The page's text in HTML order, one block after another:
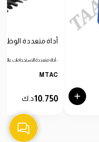
أداة متعددة
- أداة متعددة الاستخدامات عالية…
MTAC
10.750د.ك